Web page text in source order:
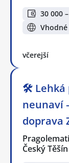
30 000
včerejší
🛠️ Lehká
neunaví
doprava
Český Těšín